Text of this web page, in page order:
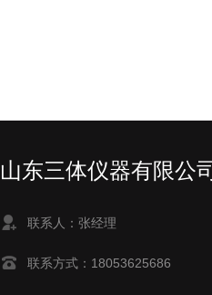
山东三体仪器有限公
联系人：张经理
联系方式：18053625686